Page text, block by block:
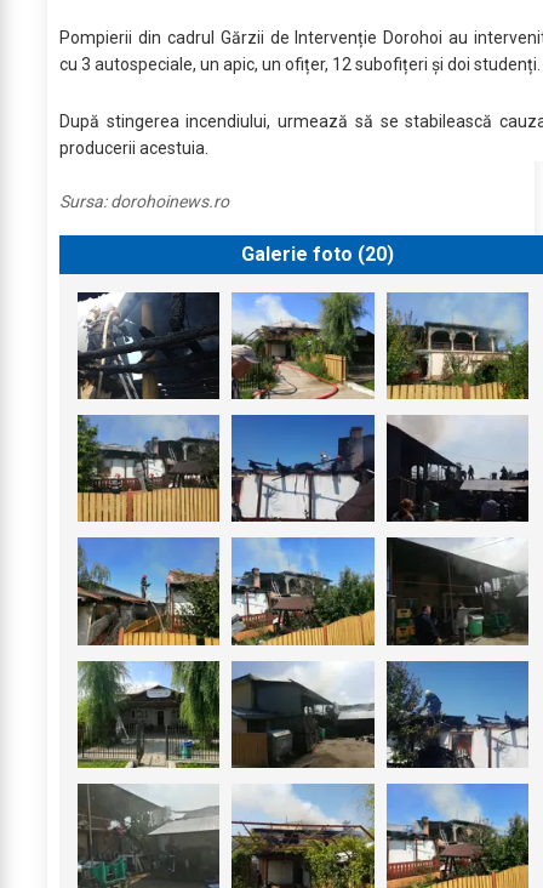
Pompierii din cadrul Gărzii de Intervenție Dorohoi au
cu 3 autospeciale, un apic, un ofițer, 12 subofițeri și doi studenți.
După stingerea incendiului, urmează să se stabilească
producerii acestuia.
Sursa:dorohoinews.ro
Galerie foto (20)